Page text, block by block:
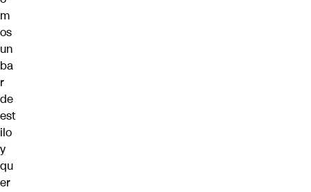
m
os
un
ba
r
de
est
ilo
y
qu
er